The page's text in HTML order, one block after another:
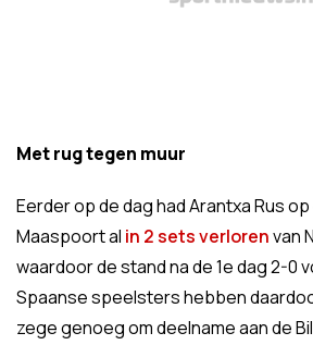
Met rug tegen muur
Eerder op de dag had Arantxa Rus
Maaspoort al in 2 sets verlorenvan
waardoor de stand na de 1e dag 2-0
Spaanse speelsters hebben
zege genoeg om deelname aan de